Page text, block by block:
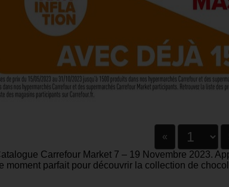
«
Carrefour Market 7 – 19 Novembre 2023.
moment parfait pour découvrir la collection de